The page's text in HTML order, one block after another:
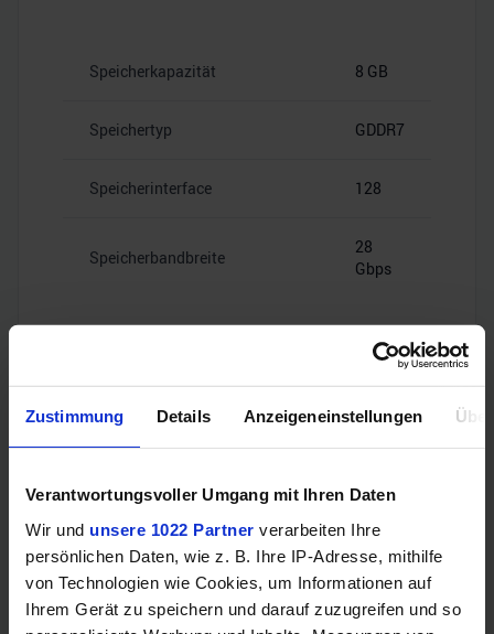
Zustimmung Details Anzeigeneinstellungen
Verantwortungsvoller Umgang mit Ihren Daten
Wir und unsere 1022 Partner verarbeiten Ihre
persönlichen Daten, wie z. B. Ihre IP-Adresse, mithilfe
von Technologien wie Cookies, um Informationen auf
Ihrem Gerät zu speichern und darauf zuzugreifen und so
Speicherkapazität 8 GB
Speichertyp GDDR7
Speicherinterface 128
Speicherbandbreite
28
Gbps
Videoanschlüsse
1x HDMI
2.1b
DisplayPort
3x
DisplayPort
2.1b